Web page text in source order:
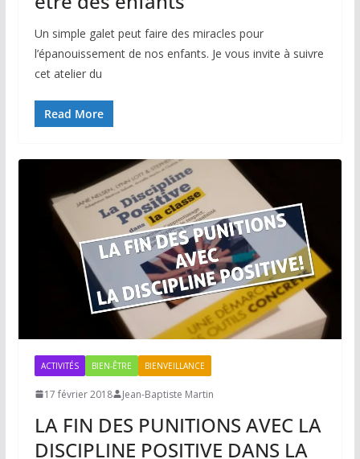
Un simple galet peut faire des miracles pour
l’épanouissement de nos enfants. Je vous invite à suivre
cet atelier du
Read More
ACTIVITÉS BIEN-ÊTRE BIENVEILLANCE
17 février 2018 Jean-Baptiste Martin
LA FIN DES PUNITIONS AVEC LA
DISCIPLINE POSITIVE DANS LA